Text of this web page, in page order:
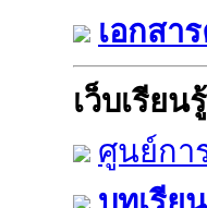
เอกสา
เว็บเรียนรู้
ศูนย์กา